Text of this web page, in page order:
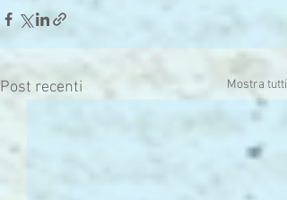
Post recenti Mostra tutti